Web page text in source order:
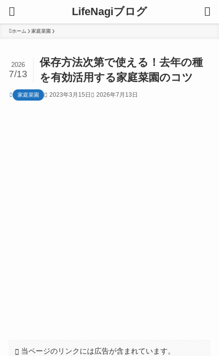
LifeNagiブログ
ホーム 家庭菜園
保存方法次第で使える！去年の種
を有効活用する家庭菜園のコツ
2026
7/13
家庭菜園 2023年3月15日 2026年7月13日
当ページのリンクには広告が含まれています。